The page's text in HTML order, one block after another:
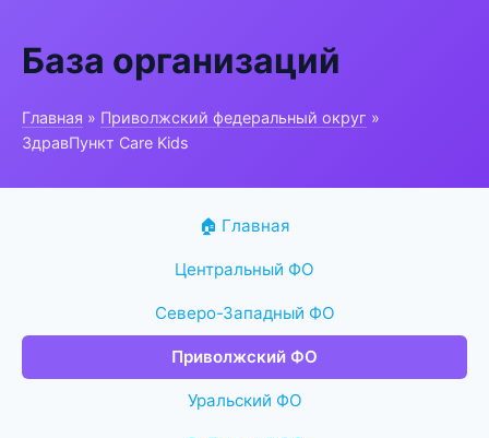
База организаций
Главная » Приволжский федеральный округ »
ЗдравПункт Care Kids
🏠 Главная
Центральный ФО
Северо-Западный ФО
Приволжский ФО
Уральский ФО